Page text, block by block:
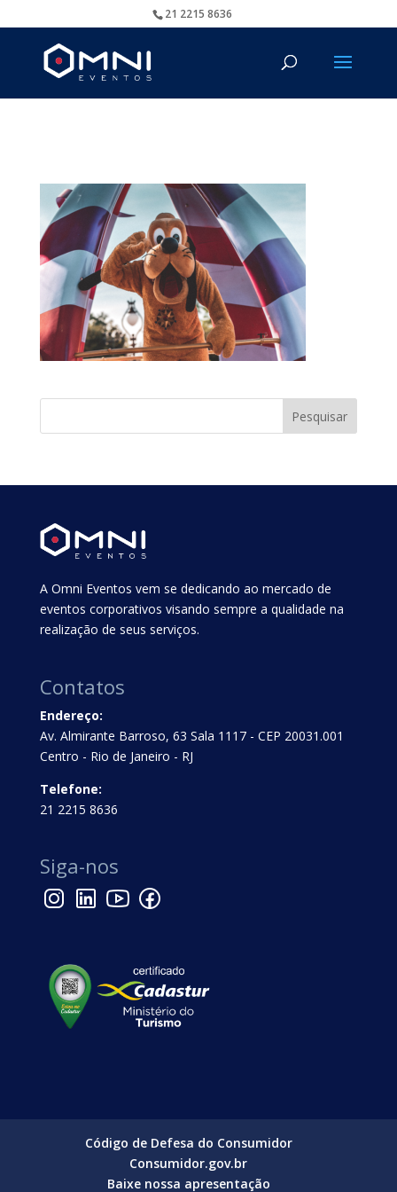
21 2215 8636
A Omni Eventos vem se dedicando ao mercado de
eventos corporativos visando sempre a qualidade na
realização de seus serviços.
Contatos
Endereço:
Av. Almirante Barroso, 63 Sala 1117 - CEP 20031.001
Centro - Rio de Janeiro - RJ
Telefone:
21 2215 8636
Siga-nos
Código de Defesa do Consumidor
Consumidor.gov.br
Baixe nossa apresentação